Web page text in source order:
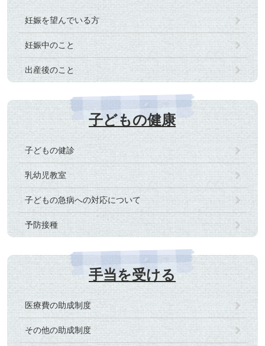
妊娠を望んでいる方
妊娠中のこと
出産後のこと
子どもの健康
子どもの健診
乳幼児教室
子どもの急病への対応について
予防接種
手当を受ける
医療費の助成制度
その他の助成制度